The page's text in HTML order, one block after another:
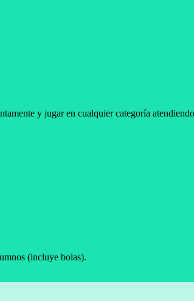
y jugar en cualquier categoría
(incluye bolas).